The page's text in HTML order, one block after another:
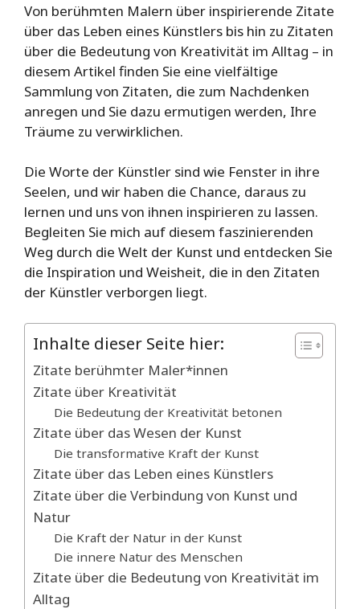
Von berühmten Malern über inspirierende Zitate
über das Leben eines Künstlers bis hin zu Zitaten
über die Bedeutung von Kreativität im Alltag – in
diesem Artikel finden Sie eine vielfältige
Sammlung von Zitaten, die zum Nachdenken
anregen und Sie dazu ermutigen werden, Ihre
Träume zu verwirklichen.
Die Worte der Künstler sind wie Fenster in ihre
Seelen, und wir haben die Chance, daraus zu
lernen und uns von ihnen inspirieren zu lassen.
Begleiten Sie mich auf diesem faszinierenden
Weg durch die Welt der Kunst und entdecken Sie
die Inspiration und Weisheit, die in den Zitaten
der Künstler verborgen liegt.
Inhalte dieser Seite hier:
Zitate berühmter Maler*innen
Zitate über Kreativität
Die Bedeutung der Kreativität betonen
Zitate über das Wesen der Kunst
Die transformative Kraft der Kunst
Zitate über das Leben eines Künstlers
Zitate über die Verbindung von Kunst und
Natur
Die Kraft der Natur in der Kunst
Die innere Natur des Menschen
Zitate über die Bedeutung von Kreativität im
Alltag